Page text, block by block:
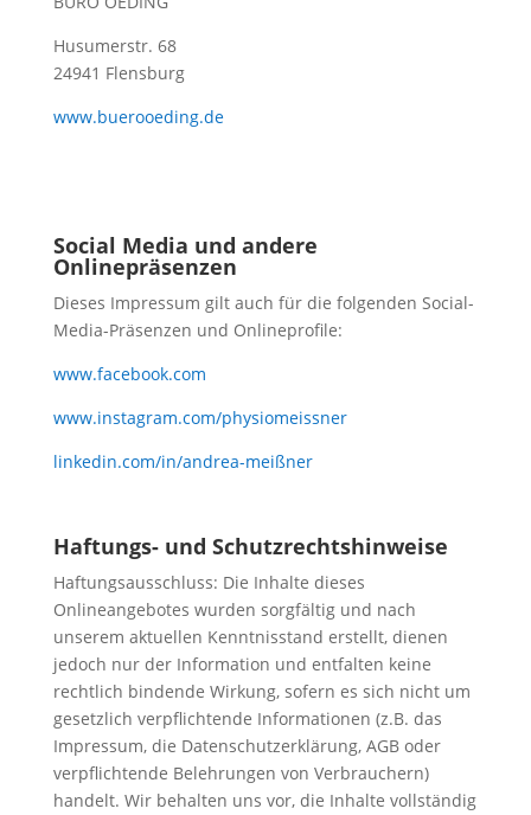
Husumerstr. 68
24941 Flensburg
www.buerooeding.de
Social Media und andere
Onlinepräsenzen
Dieses Impressum gilt auch für die folgenden Social-
Media-Präsenzen und Onlineprofile:
www.facebook.com
www.instagram.com/physiomeissner
linkedin.com/in/andrea-meißner
Haftungs- und Schutzrechtshinweise
Haftungsausschluss: Die Inhalte dieses
Onlineangebotes wurden sorgfältig und nach
unserem aktuellen Kenntnisstand erstellt, dienen
jedoch nur der Information und entfalten keine
rechtlich bindende Wirkung, sofern es sich nicht um
gesetzlich verpflichtende Informationen (z.B. das
Impressum, die Datenschutzerklärung, AGB oder
verpflichtende Belehrungen von Verbrauchern)
handelt. Wir behalten uns vor, die Inhalte vollständig